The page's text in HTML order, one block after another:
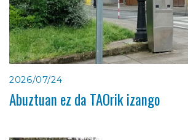
2026/07/24
Abuztuan ez da TAOrik izango